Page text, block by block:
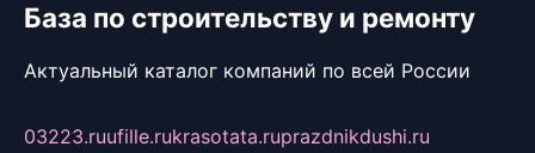
База по строительству и ремонту
Актуальный каталог компаний по всей России
03223.ruufille.rukrasotata.ruprazdnikdushi.ru